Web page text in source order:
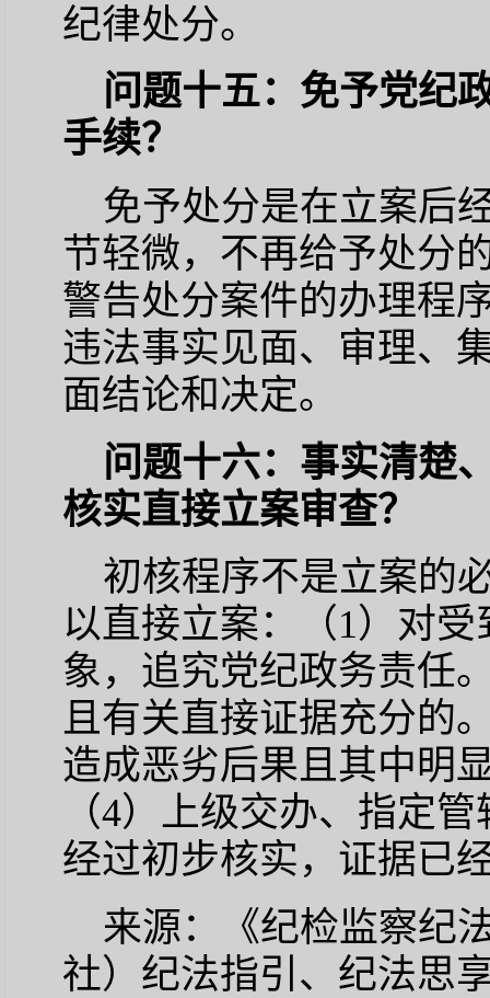
纪律处分。
问题十五：免予党纪
手续？
免予处分是在立案后
节轻微，不再给予处分
警告处分案件的办理程
违法事实见面、审理、
面结论和决定。
问题十六：事实清楚
核实直接立案审查？
初核程序不是立案的
以直接立案：（1）对
象，追究党纪政务责任
且有关直接证据充分的
造成恶劣后果且其中明
（4）上级交办、指定
经过初步核实，证据已
来源：《纪检监察纪
社）纪法指引、纪法思